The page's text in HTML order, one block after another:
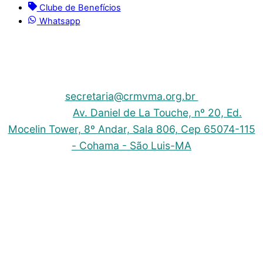
Clube de Benefícios
Whatsapp
secretaria@crmvma.org.br
Av. Daniel de La Touche, nº 20, Ed.
Mocelin Tower, 8º Andar, Sala 806, Cep 65074-115
- Cohama - São Luis-MA